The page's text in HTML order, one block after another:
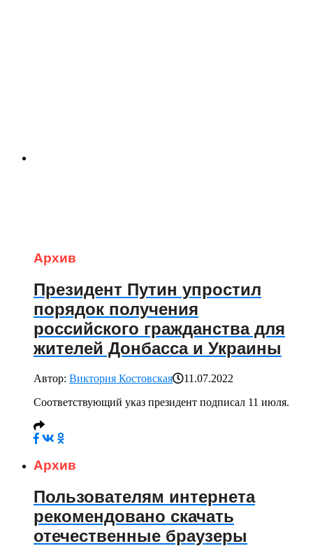
Архив
Президент Путин упростил
порядок получения
российского гражданства для
жителей Донбасса и Украины
Автор: Виктория Костовская
11.07.2022
Соответствующий указ президент подписал 11 июля.
Архив
Пользователям интернета
рекомендовано скачать
отечественные браузеры